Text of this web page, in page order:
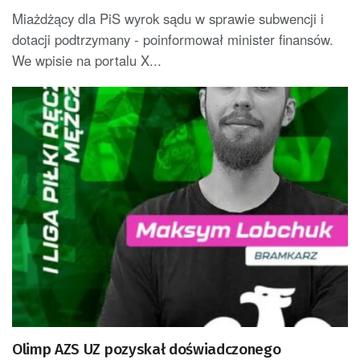
Miażdżący dla PiS wyrok sądu w sprawie subwencji i
dotacji podtrzymany - poinformował minister finansów.
We wpisie na portalu X...
Olimp AZS UZ pozyskał doświadczonego